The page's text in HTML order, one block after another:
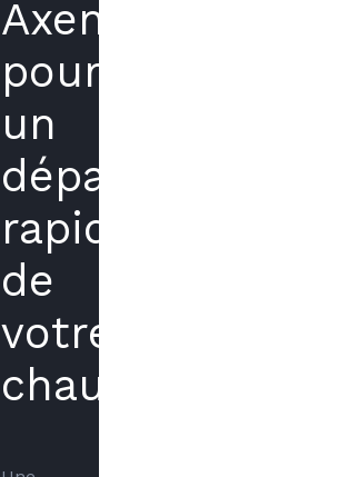
Axenergie
pour
un
dépannage
rapide
de
votre
chaudière